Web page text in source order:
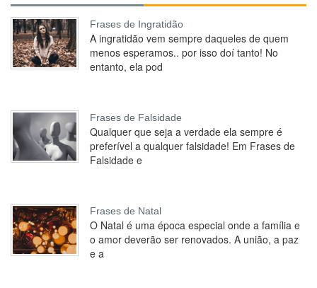
Frases de Ingratidão
A ingratidão vem sempre daqueles de quem
menos esperamos.. por isso doí tanto! No
entanto, ela pod
Frases de Falsidade
Qualquer que seja a verdade ela sempre é
preferível a qualquer falsidade! Em Frases de
Falsidade e
Frases de Natal
O Natal é uma época especial onde a família e
o amor deverão ser renovados. A união, a paz
e a